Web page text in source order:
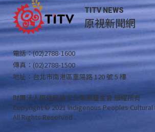
TITV NEWS
原視新聞網
電話：(02)2788-1600
傳真：(02)2788-1500
地址：台北市南港區重陽路 120 號 5 樓
財團法人原住民族文化事業基金會 版權所有
Copyright © 2021 Indigenous Peoples Cultural
All Rights Reserved .